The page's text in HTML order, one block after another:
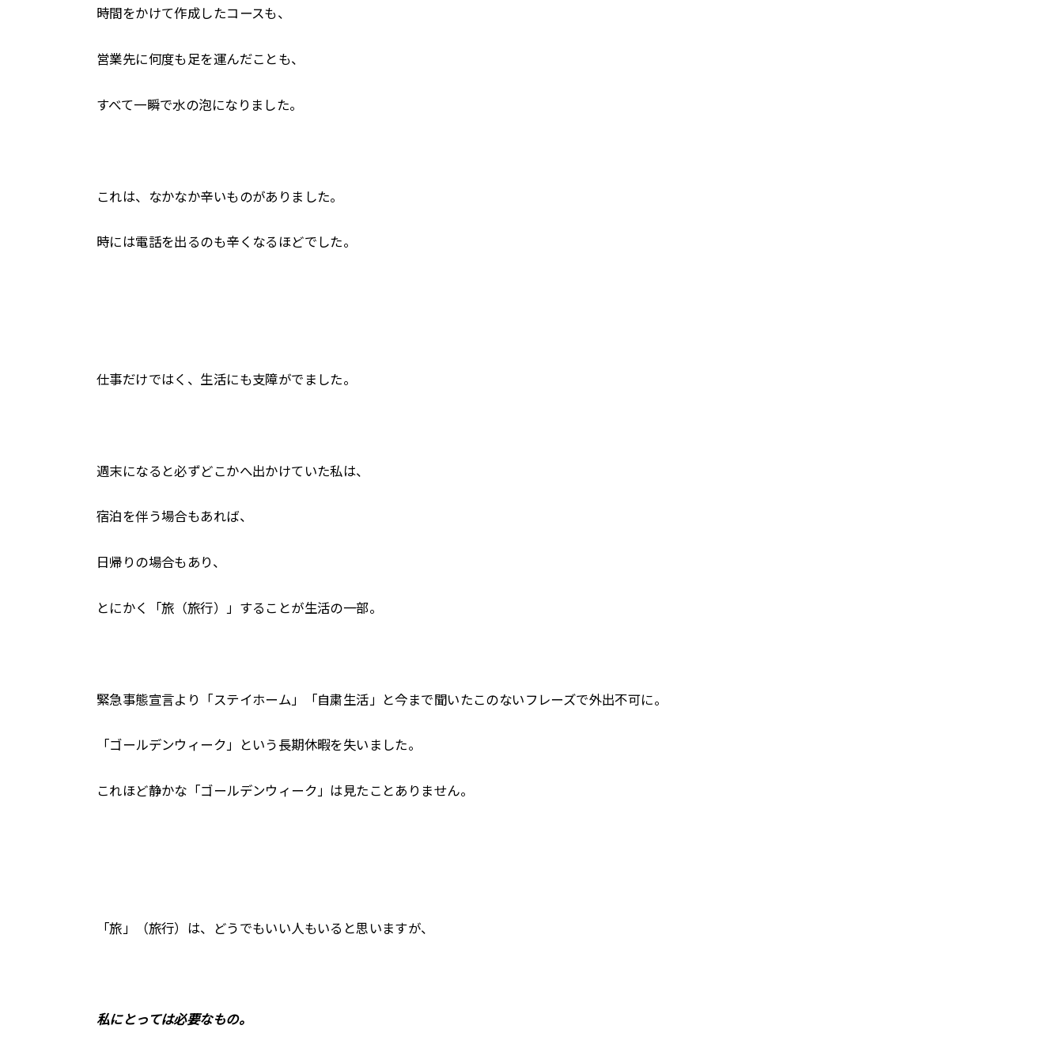
時間をかけて作成したコースも、
営業先に何度も足を運んだことも、
すべて一瞬で水の泡になりました。
これは、なかなか辛いものがありました。
時には電話を出るのも辛くなるほどでした。
仕事だけではく、生活にも支障がでました。
週末になると必ずどこかへ出かけていた私は、
宿泊を伴う場合もあれば、
日帰りの場合もあり、
とにかく「旅（旅行）」することが生活の一部。
緊急事態宣言より「ステイホーム」「自粛生活」と今まで聞いたこのないフレーズで外出不可に。
「ゴールデンウィーク」という長期休暇を失いました。
これほど静かな「ゴールデンウィーク」は見たことありません。
「旅」（旅行）は、どうでもいい人もいると思いますが、
私にとっては必要なもの。